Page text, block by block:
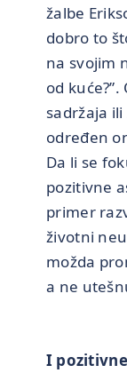
žalbe
dobro to
na svojim
od
sadržaja
određen
Da li se
pozitivne
primer
životni
možda
a ne
I